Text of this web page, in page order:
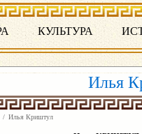
КУЛЬТУРА
Илья
/ Илья Криштул